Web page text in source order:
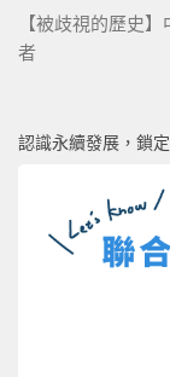
【被歧視的歷史
者
認識永續發展，鎖定